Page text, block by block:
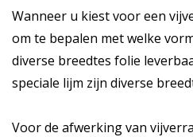
Wanneer u kiest voor een
om te bepalen met welke
diverse breedtes folie
speciale lijm zijn diverse
Voor de afwerking van